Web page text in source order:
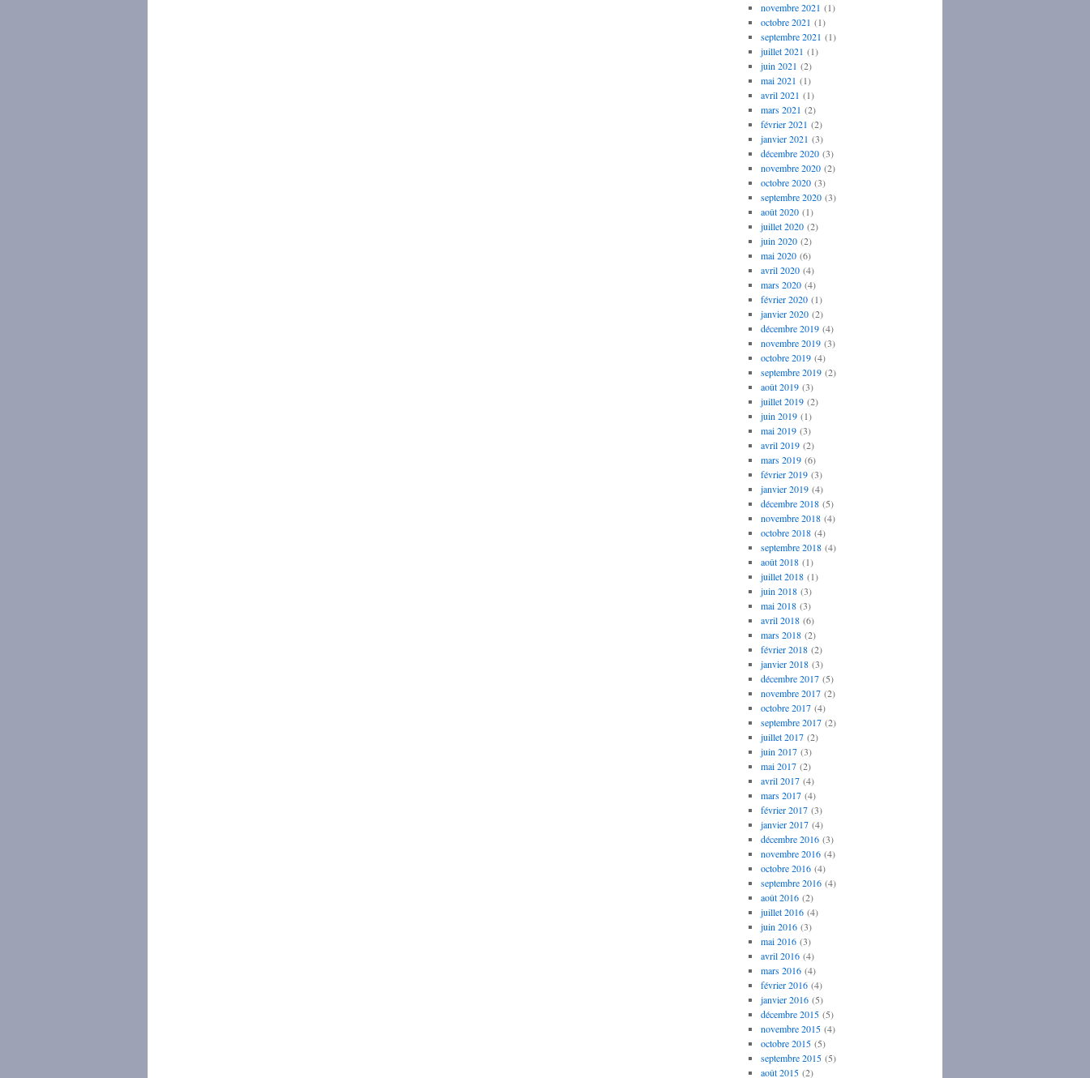
novembre 2021 (1)
octobre 2021 (1)
septembre 2021 (1)
juillet 2021 (1)
juin 2021 (2)
mai 2021 (1)
avril 2021 (1)
mars 2021 (2)
février 2021 (2)
janvier 2021 (3)
décembre 2020(3)
novembre 2020(2)
octobre 2020(3)
septembre 2020(3)
août 2020(1)
juillet 2020(2)
juin 2020(2)
mai 2020(6)
avril 2020(4)
mars 2020(4)
février 2020(1)
janvier 2020(2)
décembre 2019(4)
novembre 2019(3)
octobre 2019(4)
septembre 2019(2)
août 2019(3)
juillet 2019(2)
juin 2019(1)
mai 2019(3)
avril 2019(2)
mars 2019(6)
février 2019(3)
janvier 2019(4)
décembre 2018(5)
novembre 2018(4)
octobre 2018(4)
septembre 2018(4)
août 2018(1)
juillet 2018(1)
juin 2018(3)
mai 2018(3)
avril 2018(6)
mars 2018(2)
février 2018(2)
janvier 2018(3)
décembre 2017(5)
novembre 2017(2)
octobre 2017(4)
septembre 2017(2)
juillet 2017(2)
juin 2017(3)
mai 2017(2)
avril 2017(4)
mars 2017(4)
février 2017(3)
janvier 2017(4)
décembre 2016(3)
novembre 2016(4)
octobre 2016(4)
septembre 2016(4)
août 2016(2)
juillet 2016(4)
juin 2016(3)
mai 2016(3)
avril 2016(4)
mars 2016(4)
février 2016(4)
janvier 2016(5)
décembre 2015(5)
novembre 2015(4)
octobre 2015(5)
septembre 2015(5)
août 2015(2)